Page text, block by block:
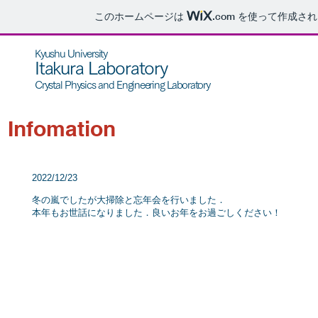
このホームページは .com を使って作成さ
Kyushu University
Itakura Laboratory
Crystal Physics and Engineering Laboratory
Infomation
2022/12/23
冬の嵐でしたが大掃除と忘年会を行いました．
​本年もお世話になりました．良いお年をお過ごしください！